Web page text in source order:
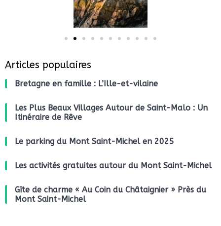
Articles populaires
Bretagne en famille : L’Ille-et-vilaine
Les Plus Beaux Villages Autour de Saint-Malo : Un
Itinéraire de Rêve
Le parking du Mont Saint-Michel en 2025
Les activités gratuites autour du Mont Saint-Michel
Gîte de charme « Au Coin du Châtaignier » Près du
Mont Saint-Michel